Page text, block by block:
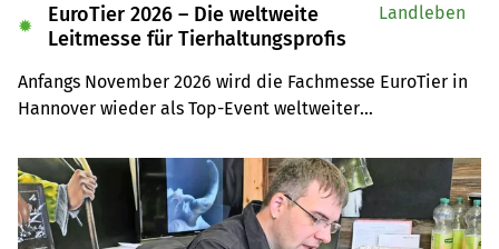
EuroTier 2026 – Die weltweite
Leitmesse für Tierhaltungsprofis
Anfangs November 2026 wird die Fachmesse EuroTier in
Hannover wieder als Top-Event weltweiter
Leserreise sind Sie selber mit dabei.
✹
Landleben